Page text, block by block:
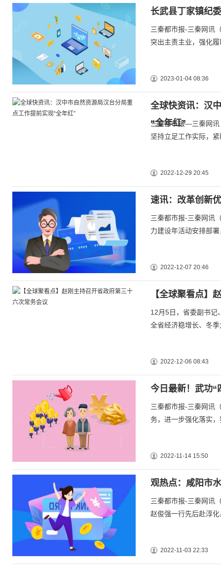
长武县丁家镇纪
三秦都市报-三秦网讯
突出主责主业，强化
2023-01-04 08:36
全球快资讯：汉
“全年红”
三秦都市报—三秦网讯
坚持立足工作实际，
2022-12-29 20:45
速讯：改革创新
三秦都市报-三秦网讯
力建设年活动安排部
2022-12-07 20:46
【全球聚看点】
12月5日，省委副书记
全省经济稳增长、冬
2022-12-06 08:43
今日最新！武功“
三秦都市报-三秦网讯
务，进一步强化落实
2022-11-14 15:50
观热点：咸阳市
三秦都市报-三秦网讯
赵俊强一行先后赴淳
2022-11-03 22:33